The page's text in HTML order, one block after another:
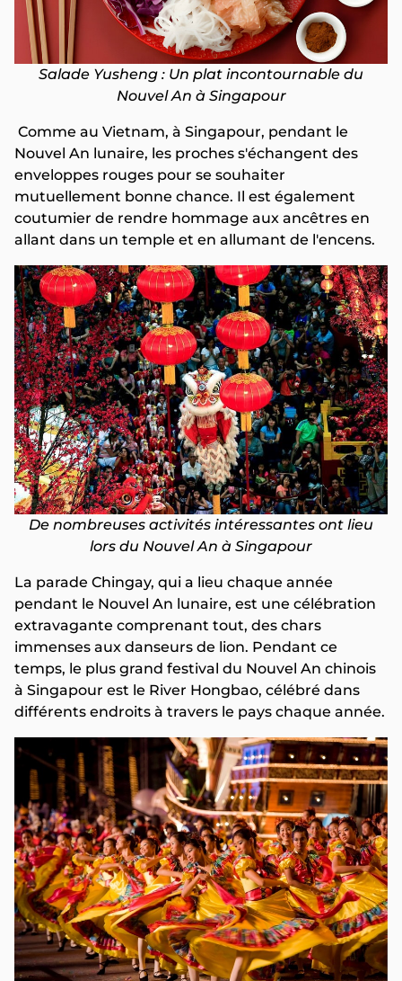
Salade Yusheng : Un plat incontournable du
Nouvel An à Singapour
Comme au Vietnam, à Singapour, pendant le
Nouvel An lunaire, les proches s'échangent des
enveloppes rouges pour se souhaiter
mutuellement bonne chance. Il est également
coutumier de rendre hommage aux ancêtres en
allant dans un temple et en allumant de l'encens.
De nombreuses activités intéressantes ont lieu
lors du Nouvel An à Singapour
La parade Chingay, qui a lieu chaque année
pendant le Nouvel An lunaire, est une célébration
extravagante comprenant tout, des chars
immenses aux danseurs de lion. Pendant ce
temps, le plus grand festival du Nouvel An chinois
à Singapour est le River Hongbao, célébré dans
différents endroits à travers le pays chaque année.